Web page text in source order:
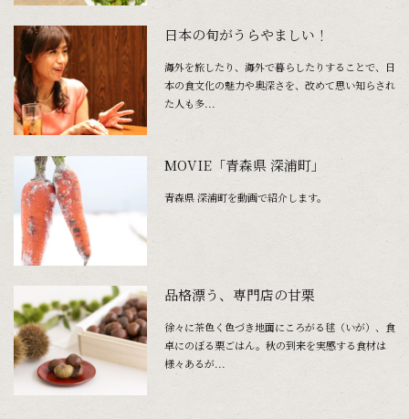
日本の旬がうらやましい！
海外を旅したり、海外で暮らしたりすることで、日
本の食文化の魅力や奥深さを、改めて思い知らされ
た人も多...
MOVIE「青森県 深浦町」
青森県 深浦町を動画で紹介します。
品格漂う、専門店の甘栗
徐々に茶色く色づき地面にころがる毬（いが）、食
卓にのぼる栗ごはん。秋の到来を実感する食材は
様々あるが...